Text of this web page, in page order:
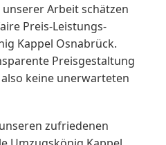
Arbeit schätzen
Preis-Leistungs-
Kappel Osnabrück.
Preisgestaltung
keine unerwarteten
zufriedenen